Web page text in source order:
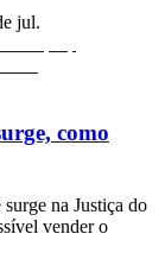
jul.
como
na Justiça do
vender o